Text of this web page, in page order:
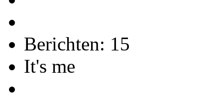
Berichten: 15
It's me